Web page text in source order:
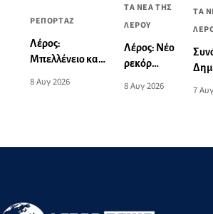
ΡΕΠΟΡΤΑΖ
Λέρος:
Μπελλένειο και
αλλάζουν όψη
8 Αυγ 2026
ΤΑ ΝΕΑ ΤΗΣ
ΛΕΡΟΥ
Λέρος: Νέο
ρεκόρ
Αιγαίου
8 Αυγ 2026
ΤΑ
7